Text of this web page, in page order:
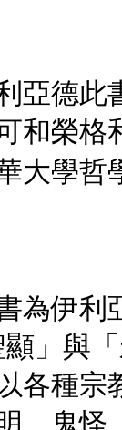
德此書
和榮格
大學哲
伊利亞
」與
各種宗
、鬼怪